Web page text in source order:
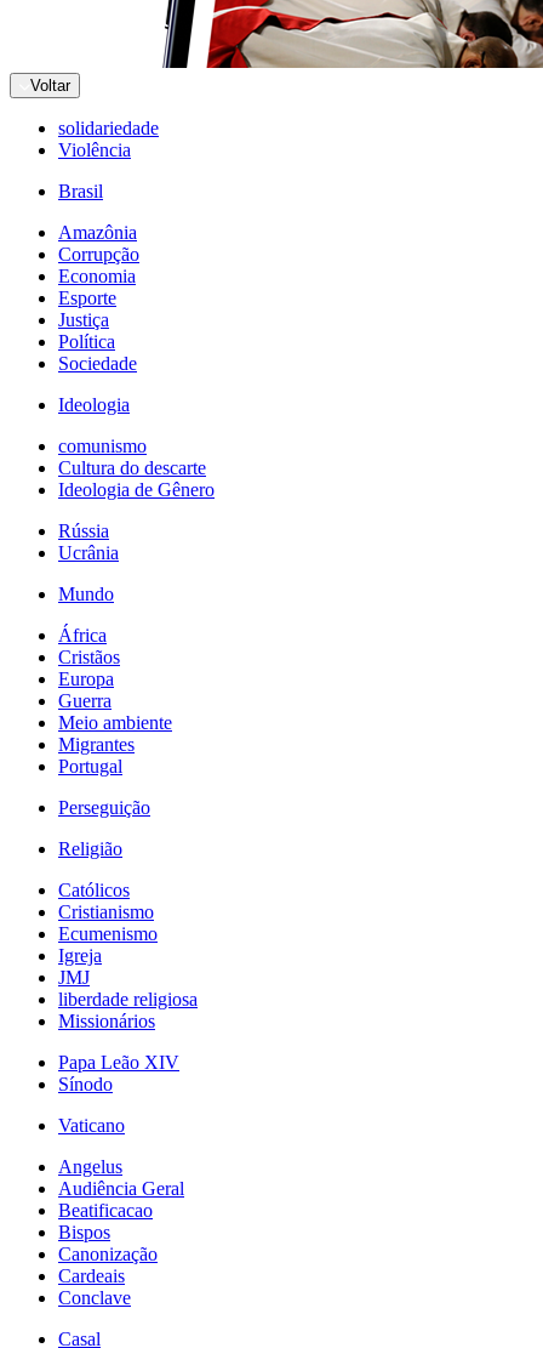
Voltar
solidariedade
Violência
Brasil
Amazônia
Corrupção
Economia
Esporte
Justiça
Política
Sociedade
Ideologia
comunismo
Cultura do descarte
Ideologia de Gênero
Rússia
Ucrânia
Mundo
África
Cristãos
Europa
Guerra
Meio ambiente
Migrantes
Portugal
Perseguição
Religião
Católicos
Cristianismo
Ecumenismo
Igreja
JMJ
liberdade religiosa
Missionários
Papa Leão XIV
Sínodo
Vaticano
Angelus
Audiência Geral
Beatificacao
Bispos
Canonização
Cardeais
Conclave
Casal